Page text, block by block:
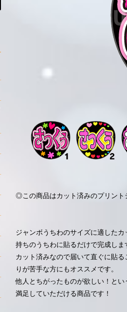
◎この商品はカット済みのプリン
ジャンボうちわのサイズに適した
持ちのうちわに貼るだけで完成しま
カット済みなので届いて直ぐに貼
りが苦手な方にもオススメです。
他人とちがったものが欲しい！と
満足していただける商品です！